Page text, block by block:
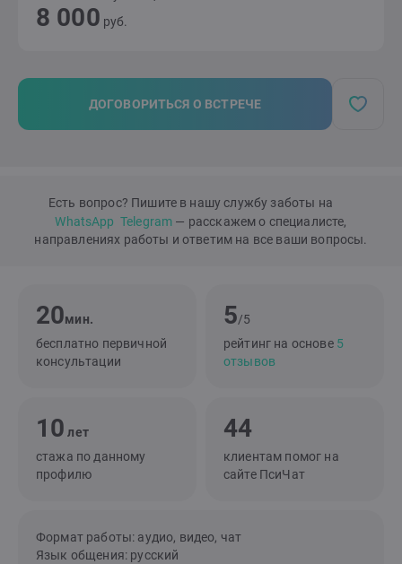
8 000 руб.
ДОГОВОРИТЬСЯ О ВСТРЕЧЕ
Есть вопрос? Пишите в нашу службу заботы на
WhatsApp Telegram — расскажем о специалисте,
направлениях работы и ответим на все ваши вопросы.
20мин.
бесплатно первичной
консультации
5/5
рейтинг на основе 5
отзывов
10 лет
стажа по данному
профилю
44
клиентам помог на
сайте ПсиЧат
Формат работы: аудио, видео, чат
Язык общения: русский